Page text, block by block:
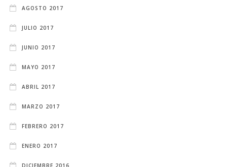
AGOSTO 2017
JULIO 2017
JUNIO 2017
MAYO 2017
ABRIL 2017
MARZO 2017
FEBRERO 2017
ENERO 2017